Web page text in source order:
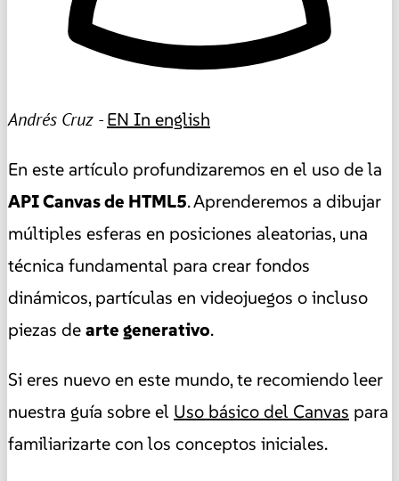
Andrés Cruz -EN In english
En este artículo profundizaremos en el uso de la
API Canvas de HTML5. Aprenderemos a dibujar
múltiples esferas en posiciones aleatorias, una
técnica fundamental para crear fondos
dinámicos, partículas en videojuegos o incluso
piezas dearte generativo.
Si eres nuevo en este mundo, te recomiendo leer
nuestra guía sobre el Uso básico del Canvas para
familiarizarte con los conceptos iniciales.